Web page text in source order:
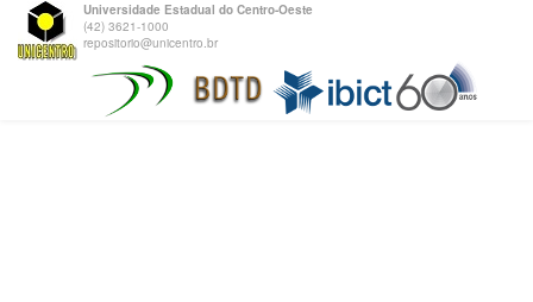
Universidade Estadual do Centro-Oeste
(42) 3621-1000
repositorio@unicentro.br